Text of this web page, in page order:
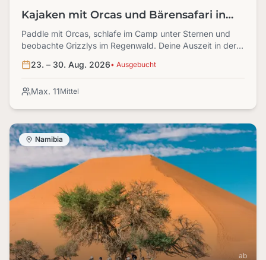
Kajaken mit Orcas und Bärensafari in
British Columbia
Paddle mit Orcas, schlafe im Camp unter Sternen und
beobachte Grizzlys im Regenwald. Deine Auszeit in der
23. – 30. Aug. 2026• Ausgebucht
Max. 11Mittel
Namibia
ab